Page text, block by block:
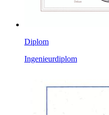
Diplom
Ingenieurdiplom